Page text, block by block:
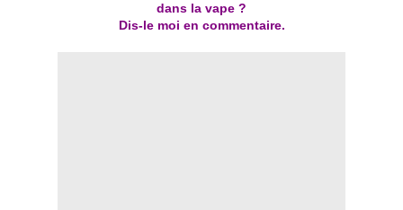
dans la vape ?
Dis-le moi en commentaire.